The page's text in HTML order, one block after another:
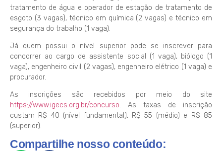
tratamento de água e operador de estação de tratamento de
esgoto (3 vagas), técnico em química (2 vagas) e técnico em
segurança do trabalho (1 vaga).
Já quem possui o nível superior pode se inscrever para
concorrer ao cargo de assistente social (1 vaga), biólogo (1
vaga), engenheiro civil (2 vagas), engenheiro elétrico (1 vaga) e
procurador.
As inscrições são recebidos por meio do site
https://www.igecs.org.br/concurso. As taxas de inscrição
custam R$ 40 (nível fundamental), R$ 55 (médio) e R$ 85
(superior).
Compartilhe nosso conteúdo: